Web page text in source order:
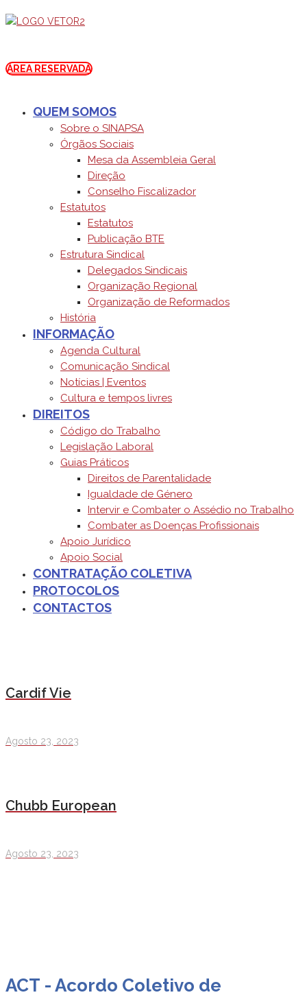
ÁREA RESERVADA
QUEM SOMOS
Sobre o SINAPSA
Órgãos Sociais
Mesa da Assembleia Geral
Direção
Conselho Fiscalizador
Estatutos
Estatutos
Publicação BTE
Estrutura Sindical
Delegados Sindicais
Organização Regional
Organização de Reformados
História
INFORMAÇÃO
Agenda Cultural
Comunicação Sindical
Notícias | Eventos
Cultura e tempos livres
DIREITOS
Código do Trabalho
Legislação Laboral
Guias Práticos
Direitos de Parentalidade
Igualdade de Género
Intervir e Combater o Assédio no Trabalho
Combater as Doenças Profissionais
Apoio Jurídico
Apoio Social
CONTRATAÇÃO COLETIVA
PROTOCOLOS
CONTACTOS
Cardif Vie
Agosto 23, 2023
Chubb European
Agosto 23, 2023
ACT - Acordo Coletivo de